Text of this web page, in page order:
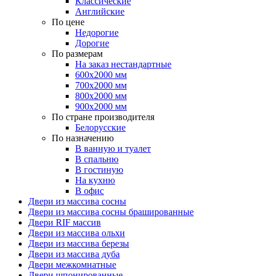
Английские
По цене
Недорогие
Дорогие
По размерам
На заказ нестандартные
600х2000 мм
700х2000 мм
800х2000 мм
900х2000 мм
По стране производителя
Белорусские
По назначению
В ванную и туалет
В спальню
В гостиную
На кухню
В офис
Двери из массива сосны
Двери из массива сосны брашированные
Двери RIF массив
Двери из массива ольхи
Двери из массива березы
Двери из массива дуба
Двери межкомнатные